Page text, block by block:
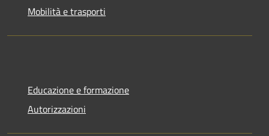
Mobilità e trasporti
Educazione e formazione
Autorizzazioni